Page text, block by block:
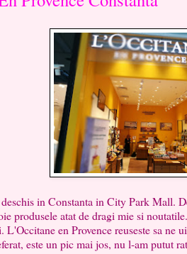
in Constanta in City Park Mall.
produsele atat de dragi mie si
en Provence reuseste sa ne
este un pic mai jos, nu l-am putut